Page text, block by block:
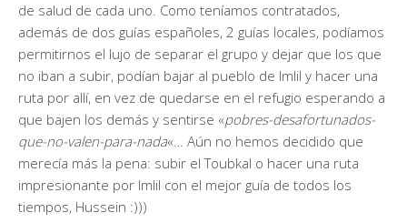
de salud de cada uno. Como teníamos contratados,
además de dos guías españoles, 2 guías locales, podíamos
permitirnos el lujo de separar el grupo y dejar que los que
no iban a subir, podían bajar al pueblo de Imlil y hacer una
ruta por allí, en vez de quedarse en el refugio esperando a
que bajen los demás y sentirse «pobres-desafortunados-
que-no-valen-para-nada«… Aún no hemos decidido que
merecía más la pena: subir el Toubkal o hacer una ruta
impresionante por Imlil con el mejor guía de todos los
tiempos, Hussein :)))